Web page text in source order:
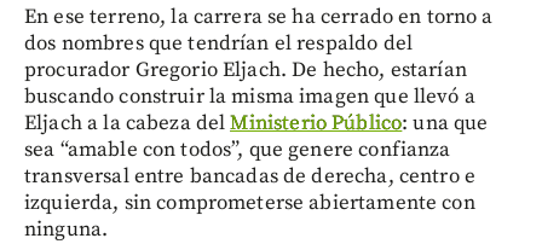
En ese terreno, la carrera se ha cerrado en torno a
dos nombres que tendrían el respaldo del
procurador Gregorio Eljach. De hecho, estarían
buscando construir la misma imagen que llevó a
Eljach a la cabeza delMinisterio Público: una que
sea “amable con todos”, que genere confianza
transversal entre bancadas de derecha, centro e
izquierda, sin comprometerse abiertamente con
ninguna.